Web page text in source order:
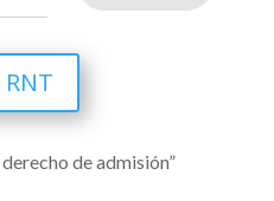
de admisión”